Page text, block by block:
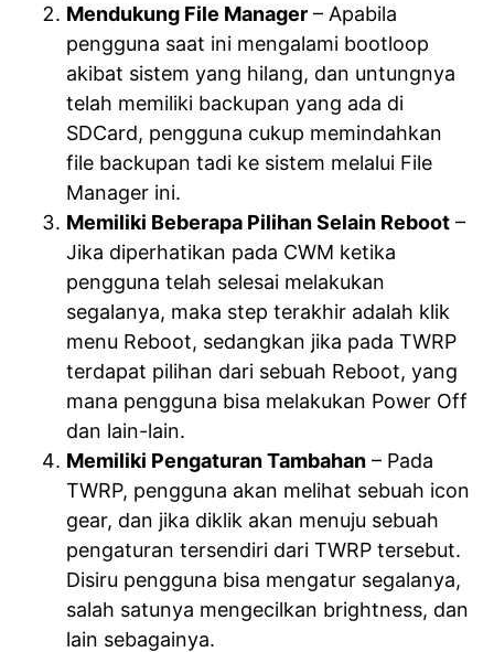
Mendukung File Manager – Apabila
pengguna saat ini mengalami bootloop
akibat sistem yang hilang, dan untungnya
telah memiliki backupan yang ada di
SDCard, pengguna cukup memindahkan
file backupan tadi ke sistem melalui File
Manager ini.
Memiliki Beberapa Pilihan Selain Reboot –
Jika diperhatikan pada CWM ketika
pengguna telah selesai melakukan
segalanya, maka step terakhir adalah klik
menu Reboot, sedangkan jika pada TWRP
terdapat pilihan dari sebuah Reboot, yang
mana pengguna bisa melakukan Power Off
dan lain-lain.
Memiliki Pengaturan Tambahan – Pada
TWRP, pengguna akan melihat sebuah icon
gear, dan jika diklik akan menuju sebuah
pengaturan tersendiri dari TWRP tersebut.
Disiru pengguna bisa mengatur segalanya,
salah satunya mengecilkan brightness, dan
lain sebagainya.